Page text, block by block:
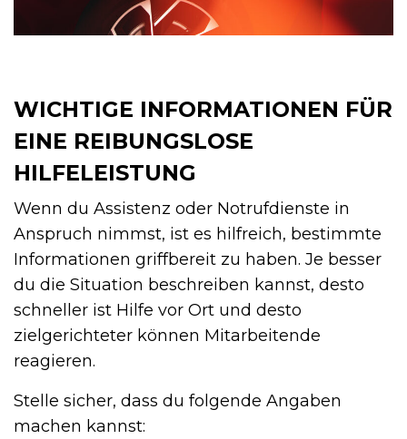
WICHTIGE INFORMATIONEN FÜR
EINE REIBUNGSLOSE
HILFELEISTUNG
Wenn du Assistenz oder Notrufdienste in
Anspruch nimmst, ist es hilfreich, bestimmte
Informationen griffbereit zu haben. Je besser
du die Situation beschreiben kannst, desto
schneller ist Hilfe vor Ort und desto
zielgerichteter können Mitarbeitende
reagieren.
Stelle sicher, dass du folgende Angaben
machen kannst: